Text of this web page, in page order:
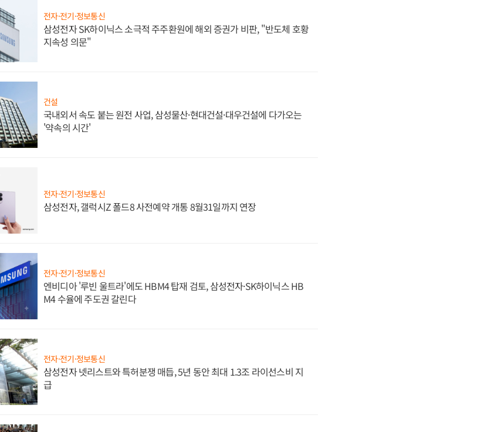
전자·전기·정보통신
삼성전자 SK하이닉스 소극적 주주환원에 해외 증권가 비판, "반도체 호황
지속성 의문"
건설
국내외서 속도 붙는 원전 사업, 삼성물산·현대건설·대우건설에 다가오는
'약속의 시간'
전자·전기·정보통신
삼성전자, 갤럭시Z 폴드8 사전예약 개통 8월31일까지 연장
전자·전기·정보통신
엔비디아 '루빈 울트라'에도 HBM4 탑재 검토, 삼성전자·SK하이닉스 HB
M4 수율에 주도권 갈린다
전자·전기·정보통신
삼성전자 넷리스트와 특허분쟁 매듭, 5년 동안 최대 1.3조 라이선스비 지
급